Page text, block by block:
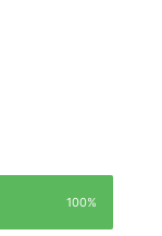
100%